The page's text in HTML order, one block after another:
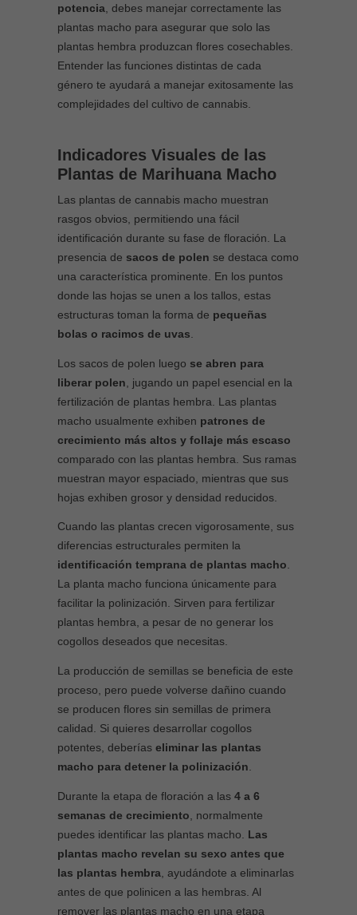
potencia , debes manejar correctamente las
plantas macho para asegurar que solo las
plantas hembra produzcan flores cosechables.
Entender las funciones distintas de cada
género te ayudará a manejar exitosamente las
complejidades del cultivo de cannabis.
Indicadores Visuales de las
Plantas de Marihuana Macho
Las plantas de cannabis macho muestran
rasgos obvios, permitiendo una fácil
identificación durante su fase de floración. La
presencia de sacos de polen se destaca como
una característica prominente. En los puntos
donde las hojas se unen a los tallos, estas
estructuras toman la forma de pequeñas
bolas o racimos de uvas
Los sacos de polen luego se abren para
liberar polen , jugando un papel esencial en la
fertilización de plantas hembra. Las plantas
macho usualmente exhiben patrones de
crecimiento más altos y follaje más escaso
comparado con las plantas hembra. Sus ramas
muestran mayor espaciado, mientras que sus
hojas exhiben grosor y densidad reducidos.
Cuando las plantas crecen vigorosamente, sus
diferencias estructurales permiten la
identificación temprana de plantas macho.
La planta macho funciona únicamente para
facilitar la polinización. Sirven para fertilizar
plantas hembra, a pesar de no generar los
cogollos deseados que necesitas.
La producción de semillas se beneficia de este
proceso, pero puede volverse dañino cuando
se producen flores sin semillas de primera
calidad. Si quieres desarrollar cogollos
potentes, deberías eliminar las plantas
macho para detener la polinización.
Durante la etapa de floración a las 4 a 6
semanas de crecimiento , normalmente
puedes identificar las plantas macho. Las
plantas macho revelan su sexo antes que
las plantas hembra , ayudándote a eliminarlas
antes de que polinicen a las hembras. Al
remover las plantas macho en una etapa